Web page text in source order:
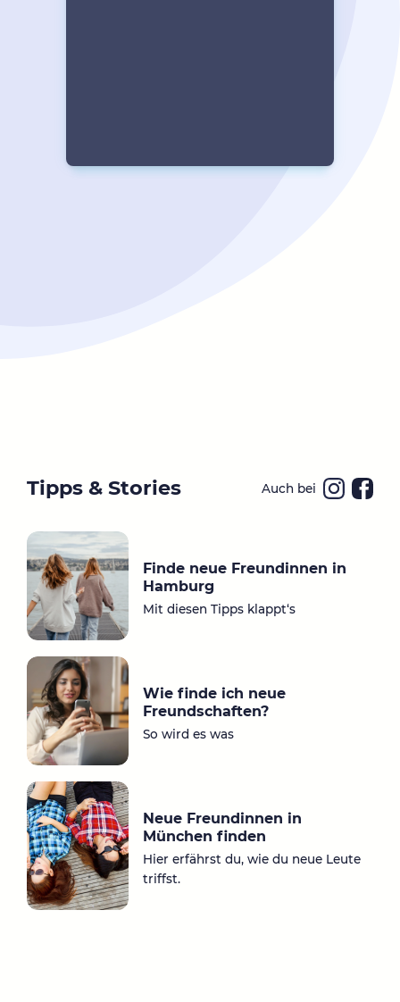
Tipps & Stories Auch bei
a
Finde neue Freundinnen in
Hamburg
Mit diesen Tipps klappt‘s
Wie finde ich neue
Freundschaften?
So wird es was
Neue Freundinnen in
München finden
Hier erfährst du, wie du neue Leute
triffst.